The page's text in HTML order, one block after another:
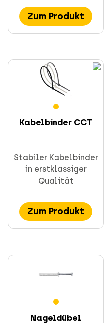
Zum Produkt
Kabelbinder CCT
Stabiler Kabelbinder
in erstklassiger
Qualität
Zum Produkt
Nageldübel